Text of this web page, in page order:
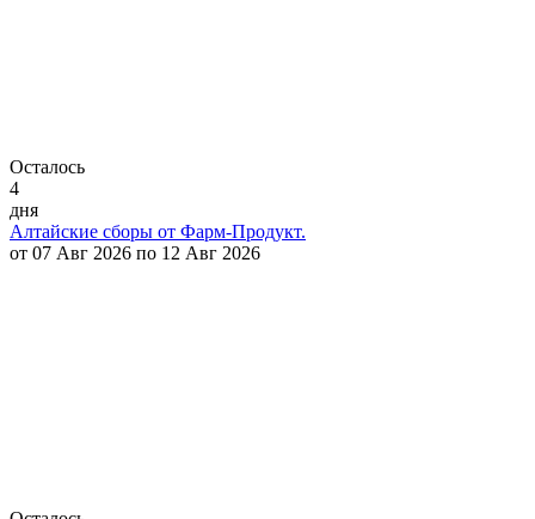
Осталось
4
дня
Алтайские сборы от Фарм-Продукт.
от 07 Авг 2026 по 12 Авг 2026